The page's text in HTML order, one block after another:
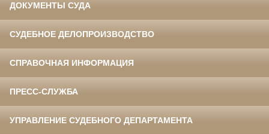
ДОКУМЕНТЫ СУДА
СУДЕБНОЕ ДЕЛОПРОИЗВОДСТВО
СПРАВОЧНАЯ ИНФОРМАЦИЯ
ПРЕСС-СЛУЖБА
УПРАВЛЕНИЕ СУДЕБНОГО ДЕПАРТАМЕНТА